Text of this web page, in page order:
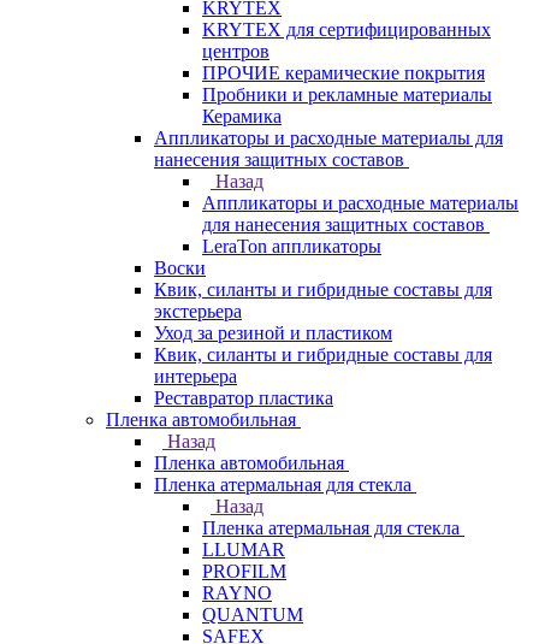
KRYTEX
KRYTEX для сертифицированных
центров
ПРОЧИЕ керамические покрытия
Пробники и рекламные материалы
Керамика
Аппликаторы и расходные материалы для
нанесения защитных составов
Назад
Аппликаторы и расходные материалы
для нанесения защитных составов
LeraTon аппликаторы
Воски
Квик, силанты и гибридные составы для
экстерьера
Уход за резиной и пластиком
Квик, силанты и гибридные составы для
интерьера
Реставратор пластика
Пленка автомобильная
Назад
Пленка автомобильная
Пленка атермальная для стекла
Назад
Пленка атермальная для стекла
LLUMAR
PROFILM
RAYNO
QUANTUM
SAFEX